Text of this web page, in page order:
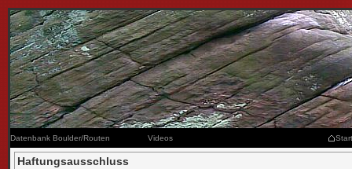
Datenbank Boulder/Routen Videos Start
Haftungsausschluss